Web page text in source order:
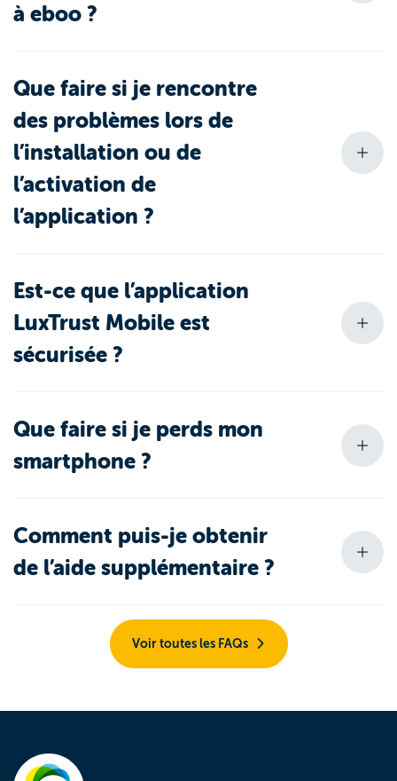
à eboo ?
Que faire si je rencontre
des problèmes lors de
l’installation ou de
l’activation de
l’application ?
Est-ce que l’application
LuxTrust Mobile est
sécurisée ?
Que faire si je perds mon
smartphone ?
Comment puis-je obtenir
de l’aide supplémentaire ?
Voir toutes les FAQs